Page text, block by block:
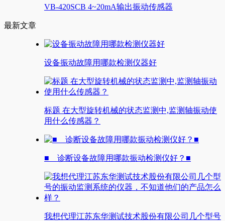
VB-420SCB 4~20mA输出振动传感器
最新文章
设备振动故障用哪款检测仪器好
标题 在大型旋转机械的状态监测中,监测轴振动使
用什么传感器？
■ 诊断设备故障用哪款振动检测仪好？■
我想代理江苏东华测试技术股份有限公司几个型号